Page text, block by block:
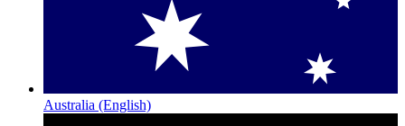
Australia (English)